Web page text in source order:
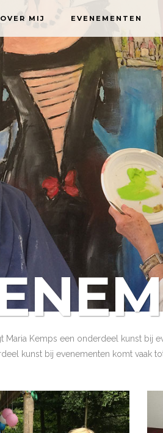
OVER MIJ EVENEMENTEN
Maria Kemps een onderdeel kunst bij
kunst bij evenementen komt vaak